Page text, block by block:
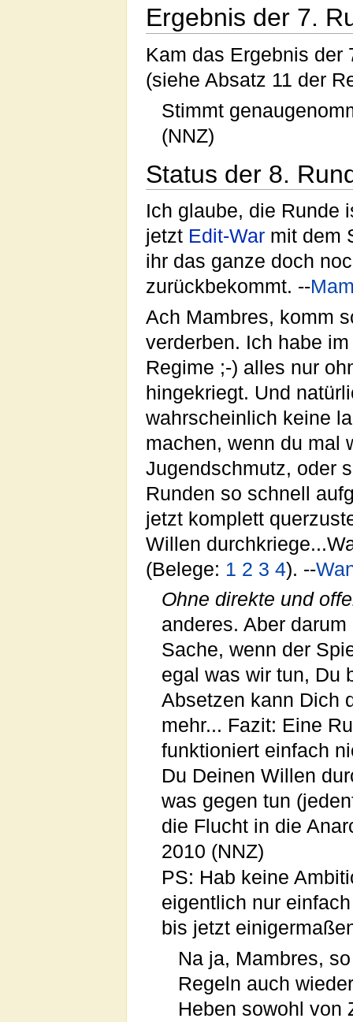
Ergebnis der 7.
Kam das Ergebnis der
(siehe Absatz 11 der
Stimmt
(NNZ)
Status der 8.
Ich glaube, die Runde
jetzt Edit-War mit dem
ihr das ganze doch
zurückbekommt. --
Ach Mambres, komm
verderben. Ich habe
Regime ;-) alles nur
hingekriegt. Und
wahrscheinlich keine
machen, wenn du mal
Jugendschmutz, oder
Runden so schnell
jetzt komplett
Willen
(Belege: 1 2 3 4). --
Ohne direkte und
anderes. Aber
Sache, wenn der
egal was wir tun, Du
Absetzen kann Dich
mehr... Fazit: Eine
funktioniert einfach
Du Deinen Willen
was gegen tun
die Flucht in die
2010 (NNZ)
PS: Hab keine
eigentlich nur
bis jetzt
Na ja, Mambres,
Regeln auch
Heben sowohl von